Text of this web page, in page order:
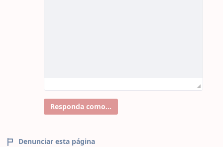
Responda como...
Denunciar esta página